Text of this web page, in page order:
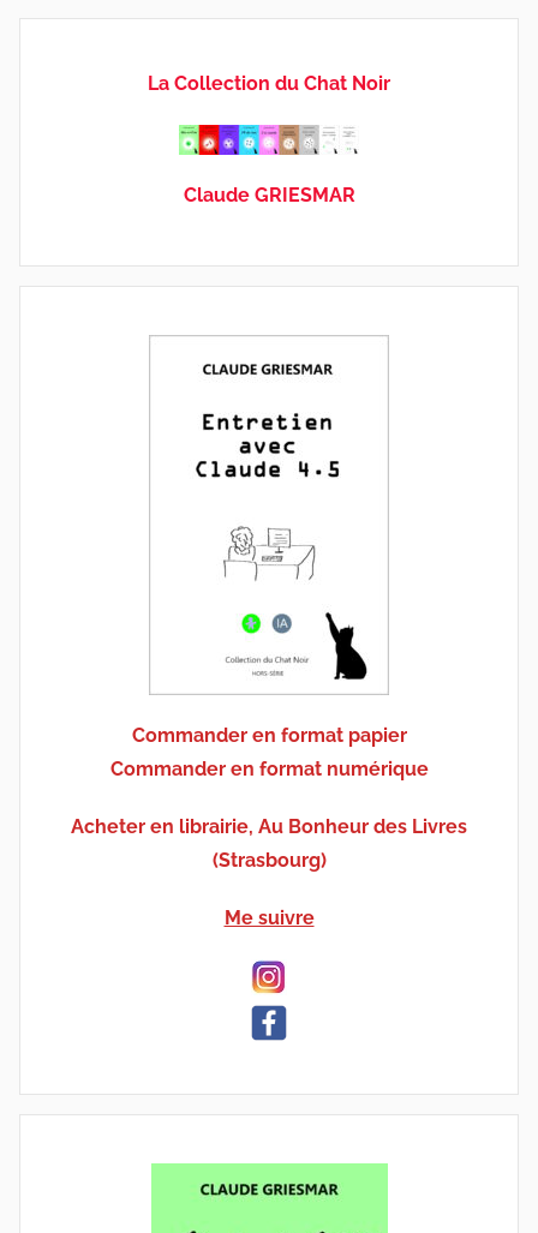
La Collection du Chat Noir
Claude GRIESMAR
Commander en format papier
Commander en format numérique
Acheter en librairie, Au Bonheur des Livres
(Strasbourg)
Me suivre